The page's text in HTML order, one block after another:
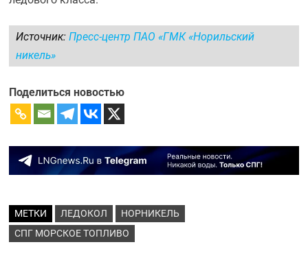
Источник:Пресс-центр ПАО «ГМК «Норильский
никель»
Поделиться новостью
МЕТКИ ЛЕДОКОЛ
НОРНИКЕЛЬ
СПГ МОРСКОЕ ТОПЛИВО